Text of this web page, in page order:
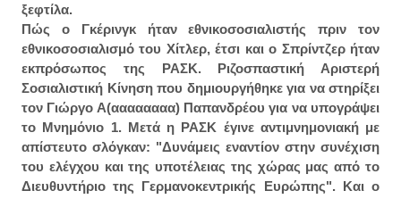
ξεφτίλα.
Πώς ο Γκέρινγκ ήταν εθνικοσοσιαλιστής πριν τον
εθνικοσοσιαλισμό του Χίτλερ, έτσι και ο Σπρίντζερ ήταν
εκπρόσωπος της ΡΑΣΚ. Ριζοσπαστική Αριστερή
Σοσιαλιστική Κίνηση που δημιουργήθηκε για να στηρίξει
τον Γιώργο Α(αααααααα) Παπανδρέου για να υπογράψει
το Μνημόνιο 1. Μετά η ΡΑΣΚ έγινε αντιμνημονιακή με
απίστευτο σλόγκαν: "Δυνάμεις εναντίον στην συνέχιση
του ελέγχου και της υποτέλειας της χώρας μας από το
Διευθυντήριο της Γερμανοκεντρικής Ευρώπης". Και ο